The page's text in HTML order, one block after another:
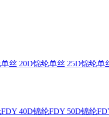
丝 20D锦纶单丝 25D锦纶单
40D锦纶FDY 50D锦纶